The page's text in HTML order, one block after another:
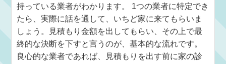
持っている業者がわかります。 1つの業者に特定でき
たら、実際に話を通して、いちど家に来てもらいま
しょう。見積もり金額を出してもらい、その上で最
終的な決断を下すと言うのが、基本的な流れです。
良心的な業者であれば、見積もりを出す前に家の診